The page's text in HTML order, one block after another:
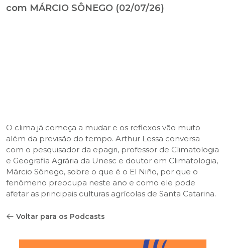
com MÁRCIO SÔNEGO (02/07/26)
O clima já começa a mudar e os reflexos vão muito
além da previsão do tempo. Arthur Lessa conversa
com o pesquisador da epagri, professor de Climatologia
e Geografia Agrária da Unesc e doutor em Climatologia,
Márcio Sônego, sobre o que é o El Niño, por que o
fenômeno preocupa neste ano e como ele pode
afetar as principais culturas agrícolas de Santa Catarina.
Voltar para os Podcasts